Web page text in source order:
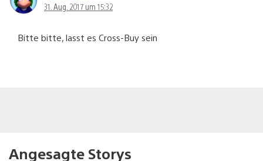
31. Aug. 2017 um 15:32
Bitte bitte, lasst es Cross-Buy sein
Angesagte Storys